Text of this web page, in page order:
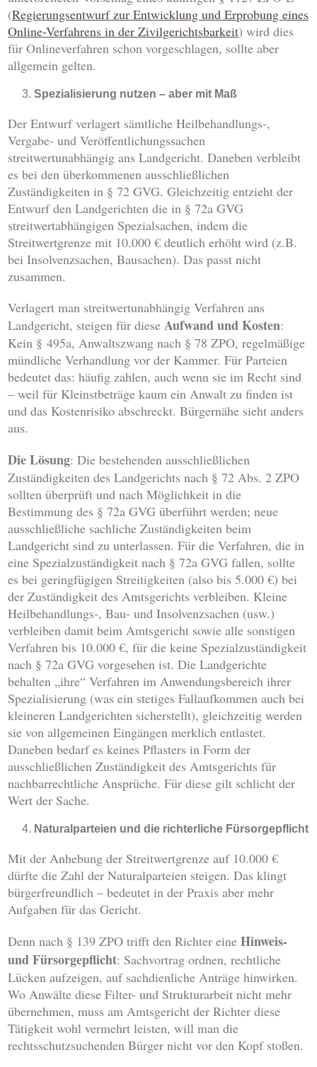
(Regierungsentwurf zur Entwicklung und Erprobung eines
Online-Verfahrens in der Zivilgerichtsbarkeit) wird dies
für Onlineverfahren schon vorgeschlagen, sollte aber
allgemein gelten.
Spezialisierung nutzen – aber mit Maß
Der Entwurf verlagert sämtliche Heilbehandlungs-,
Vergabe- und Veröffentlichungssachen
streitwertunabhängig ans Landgericht. Daneben verbleibt
es bei den überkommenen ausschließlichen
Zuständigkeiten in § 72 GVG. Gleichzeitig entzieht der
Entwurf den Landgerichten die in § 72a GVG
streitwertabhängigen Spezialsachen, indem die
Streitwertgrenze mit 10.000 € deutlich erhöht wird (z.B.
bei Insolvenzsachen, Bausachen). Das passt nicht
zusammen.
Verlagert man streitwertunabhängig Verfahren ans
Landgericht, steigen für dieseAufwand und Kosten:
Kein § 495a, Anwaltszwang nach § 78 ZPO, regelmäßige
mündliche Verhandlung vor der Kammer. Für Parteien
bedeutet das: häufig zahlen, auch wenn sie im Recht sind
– weil für Kleinstbeträge kaum ein Anwalt zu finden ist
und das Kostenrisiko abschreckt. Bürgernähe sieht anders
aus.
Die Lösung: Die bestehenden ausschließlichen
Zuständigkeiten des Landgerichts nach § 72 Abs. 2 ZPO
sollten überprüft und nach Möglichkeit in die
Bestimmung des § 72a GVG überführt werden; neue
ausschließliche sachliche Zuständigkeiten beim
Landgericht sind zu unterlassen. Für die Verfahren, die in
eine Spezialzuständigkeit nach § 72a GVG fallen, sollte
es bei geringfügigen Streitigkeiten (also bis 5.000 €) bei
der Zuständigkeit des Amtsgerichts verbleiben. Kleine
Heilbehandlungs-, Bau- und Insolvenzsachen (usw.)
verbleiben damit beim Amtsgericht sowie alle sonstigen
Verfahren bis 10.000 €, für die keine Spezialzuständigkeit
nach § 72a GVG vorgesehen ist. Die Landgerichte
behalten „ihre“ Verfahren im Anwendungsbereich ihrer
Spezialisierung (was ein stetiges Fallaufkommen auch bei
kleineren Landgerichten sicherstellt), gleichzeitig werden
sie von allgemeinen Eingängen merklich entlastet.
Daneben bedarf es keines Pflasters in Form der
ausschließlichen Zuständigkeit des Amtsgerichts für
nachbarrechtliche Ansprüche. Für diese gilt schlicht der
Wert der Sache.
Naturalparteien und die richterliche Fürsorgepflicht
Mit der Anhebung der Streitwertgrenze auf 10.000 €
dürfte die Zahl der Naturalparteien steigen. Das klingt
bürgerfreundlich – bedeutet in der Praxis aber mehr
Aufgaben für das Gericht.
Denn nach § 139 ZPO trifft den Richter eineHinweis-
und Fürsorgepflicht: Sachvortrag ordnen, rechtliche
Lücken aufzeigen, auf sachdienliche Anträge hinwirken.
Wo Anwälte diese Filter- und Strukturarbeit nicht mehr
übernehmen, muss am Amtsgericht der Richter diese
Tätigkeit wohl vermehrt leisten, will man die
rechtsschutzsuchenden Bürger nicht vor den Kopf stoßen.